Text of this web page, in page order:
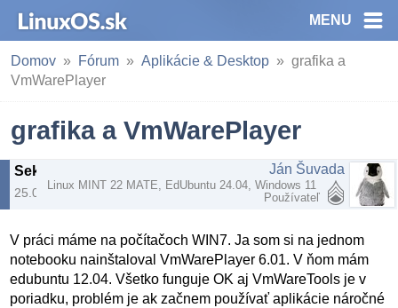
MENU
Domov Fórum Aplikácie & Desktop
grafika a
VmWarePlayer
grafika a VmWarePlayer
Sekcia
25.03.2014 | 10:35
Ján Šuvada
Linux MINT 22 MATE, EdUbuntu 24.04, Windows 11
Používateľ
V práci máme na počítačoch WIN7. Ja som si na jednom
notebooku nainštaloval VmWarePlayer 6.01. V ňom mám
edubuntu 12.04. Všetko funguje OK aj VmWareTools je v
poriadku, problém je ak začnem používať aplikácie náročné